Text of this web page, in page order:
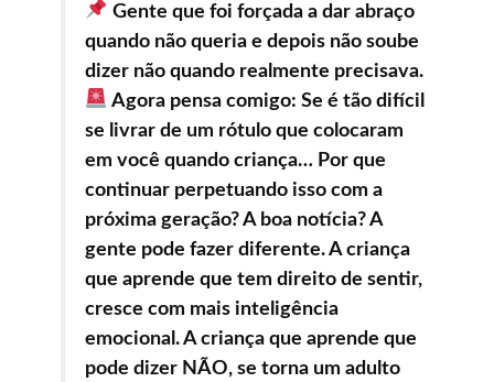
Gente que foi forçada a dar abraço
quando não queria e depois não soube
dizer não quando realmente precisava.
Agora pensa comigo: Se é tão difícil
se livrar de um rótulo que colocaram
em você quando criança… Por que
continuar perpetuando isso com a
próxima geração? A boa notícia? A
gente pode fazer diferente. A criança
que aprende que tem direito de sentir,
cresce com mais inteligência
emocional. A criança que aprende que
pode dizer NÃO, se torna um adulto